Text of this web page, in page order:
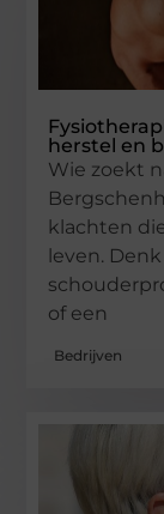
herstel en
Wie zoekt
klachten
leven.
of een
Bedrijven